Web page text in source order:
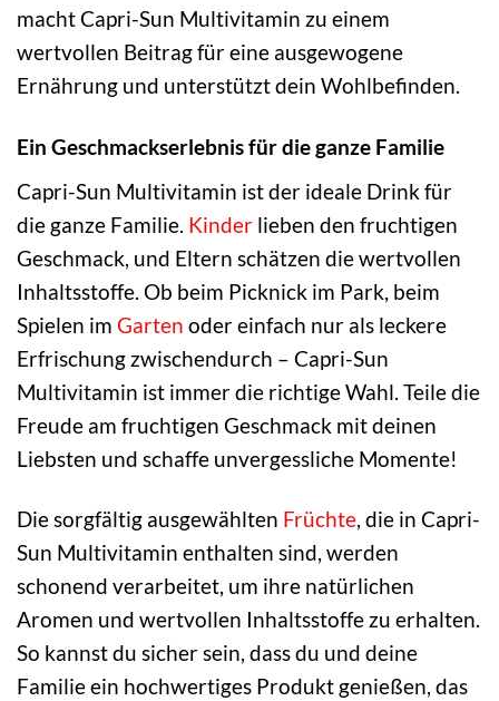
macht Capri-Sun Multivitamin zu einem
wertvollen Beitrag für eine ausgewogene
Ernährung und unterstützt dein Wohlbefinden.
Ein Geschmackserlebnis für die ganze Familie
Capri-Sun Multivitamin ist der ideale Drink für
die ganze Familie. Kinder lieben den fruchtigen
Geschmack, und Eltern schätzen die wertvollen
Inhaltsstoffe. Ob beim Picknick im Park, beim
Spielen im Garten oder einfach nur als leckere
Erfrischung zwischendurch – Capri-Sun
Multivitamin ist immer die richtige Wahl. Teile die
Freude am fruchtigen Geschmack mit deinen
Liebsten und schaffe unvergessliche Momente!
Die sorgfältig ausgewählten Früchte, die in Capri-
Sun Multivitamin enthalten sind, werden
schonend verarbeitet, um ihre natürlichen
Aromen und wertvollen Inhaltsstoffe zu erhalten.
So kannst du sicher sein, dass du und deine
Familie ein hochwertiges Produkt genießen, das